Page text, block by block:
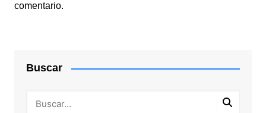
comentario.
Buscar